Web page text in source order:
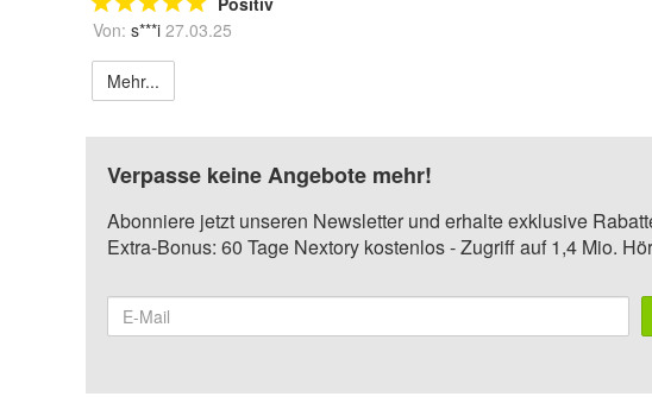
Von: s***i 27.03.25
Mehr...
Verpasse keine Angebote mehr!
Abonniere jetzt unseren Newsletter und erhalte exklusive
Extra-Bonus: 60 Tage Nextory kostenlos - Zugriff auf 1,4 Mio.